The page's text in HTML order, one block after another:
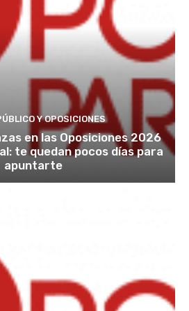
Y OPOSICIONES
en las Oposiciones 2026
te quedan pocos días para
apuntarte